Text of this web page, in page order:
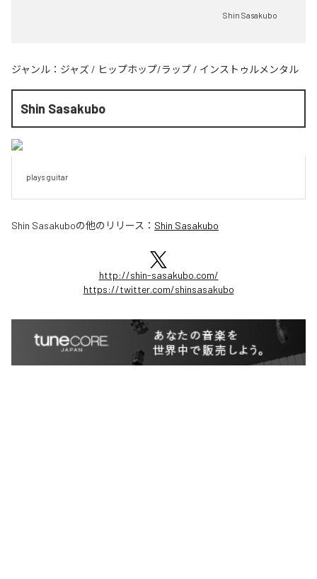
Shin Sasakubo
ジャンル： ジャズ / ヒップホップ/ラップ / インストゥルメンタル
Shin Sasakubo
plays guitar
Shin Sasakuboの他のリリース： Shin Sasakubo
http://shin-sasakubo.com/
https://twitter.com/shinsasakubo